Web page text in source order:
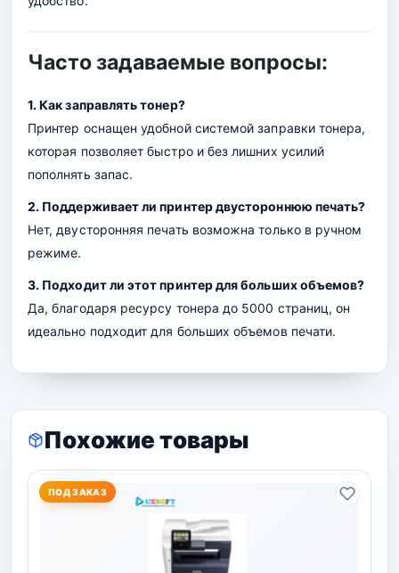
Часто задаваемые вопросы:
1. Как заправлять тонер?
Принтер оснащен удобной системой заправки тонера,
которая позволяет быстро и без лишних усилий
пополнять запас.
2. Поддерживает ли принтер двустороннюю печать?
Нет, двусторонняя печать возможна только в ручном
режиме.
3. Подходит ли этот принтер для больших объемов?
Да, благодаря ресурсу тонера до 5000 страниц, он
идеально подходит для больших объемов печати.
Похожие товары
ПОД ЗАКАЗ